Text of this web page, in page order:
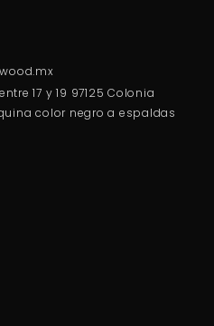
17 y 19 97125 Colonia
color negro a espaldas